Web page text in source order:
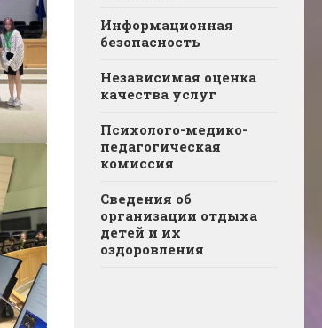
Информационная
безопасность
Независимая оценка
качества услуг
Психолого-медико-
педагогическая
комиссия
Сведения об
организации отдыха
детей и их
оздоровления